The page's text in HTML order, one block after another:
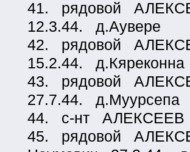
41. рядовой
12.3.44. д.Аувере
42. рядовой
15.2.44. д.Кяреконна
43. рядовой
27.7.44. д.Муурсепа
44. с-нт АЛЕКСЕЕВ
45. рядовой